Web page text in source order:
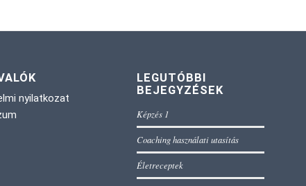
nyilatkozat
LEGUTÓBBI
BEJEGYZÉSEK
Képzés 1
Coaching használati utasítás
Életreceptek